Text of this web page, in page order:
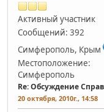
Активный участник
Сообщений: 392
Симферополь, Крым
Местоположение:
Симферополь
Re: Обсуждение
20 октября, 2010г., 14:58